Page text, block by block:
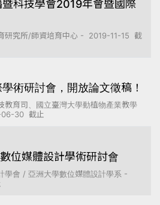
暨科技學會2019年會暨國際
研究所/師資培育中心 - 2019-11-15 截
術研討會，開放論文徵稿！
教育司、國立臺灣大學動植物產業教學
30 截止
位媒體設計學術研討會
學會 / 亞洲大學數位媒體設計學系 -